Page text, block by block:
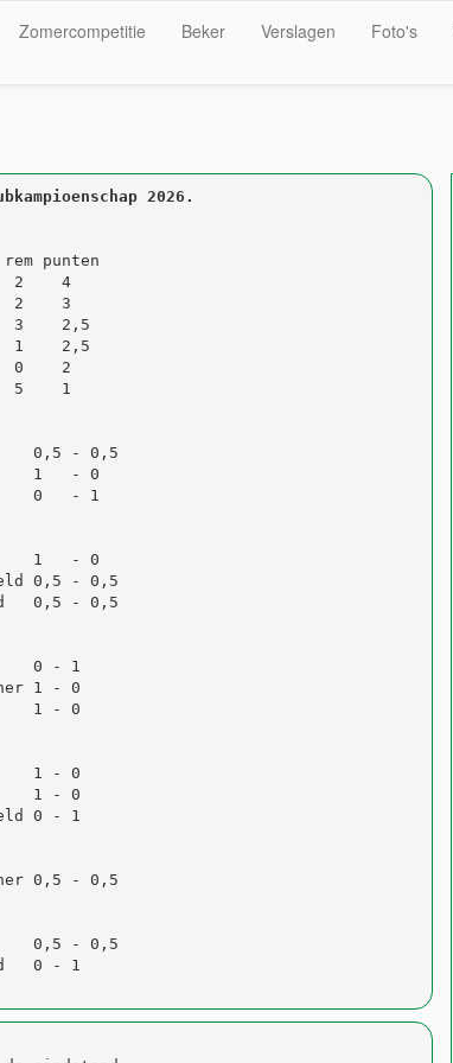
Zomercompetitie Beker Verslagen Foto's
2026.
punten
2    4
2    3
3    2,5
1    2,5
0    2
5    1
0,5 - 0,5
1   - 0
0   - 1
1   - 0
0,5 - 0,5
0,5 - 0,5
0 - 1
1 - 0
1 - 0
1 - 0
1 - 0
0 - 1
0,5 - 0,5
0,5 - 0,5
0 - 1